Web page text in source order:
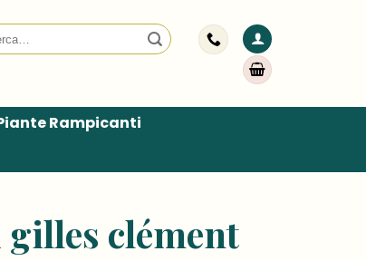
Rampicanti
clément